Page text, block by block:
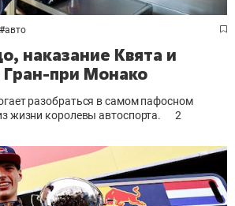
#авто
наказание Квята и
Гран-при Монако
разобраться в самом пафосном
жизни королевы автоспорта.
2